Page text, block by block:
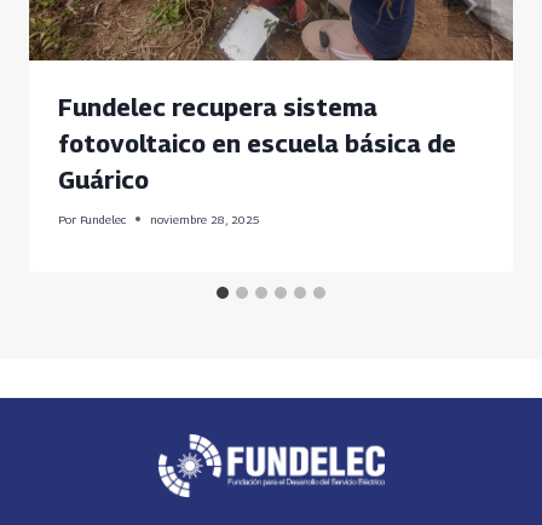
Fundelec recupera sistema
fotovoltaico en escuela básica de
Guárico
Por Fundelec noviembre 28, 2025